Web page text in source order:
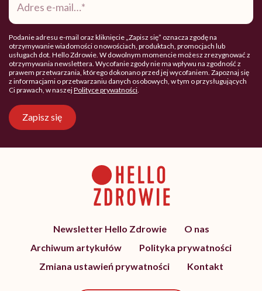
mail*
Podanie adresu e-mail oraz kliknięcie „Zapisz się” oznacza zgodę na
otrzymywanie wiadomości o nowościach, produktach, promocjach lub
usługach dot. Hello Zdrowie. W dowolnym momencie możesz zrezygnować z
otrzymywania newslettera. Wycofanie zgody nie ma wpływu na zgodność z
prawem przetwarzania, którego dokonano przed jej wycofaniem. Zapoznaj się
z informacjami o przetwarzaniu danych osobowych, w tym o przysługujących
Ci prawach, w naszejPolityce prywatności
Zapisz się
Newsletter Hello Zdrowie
O nas
Archiwum artykułów
Polityka prywatności
Zmiana ustawień prywatności
Kontakt